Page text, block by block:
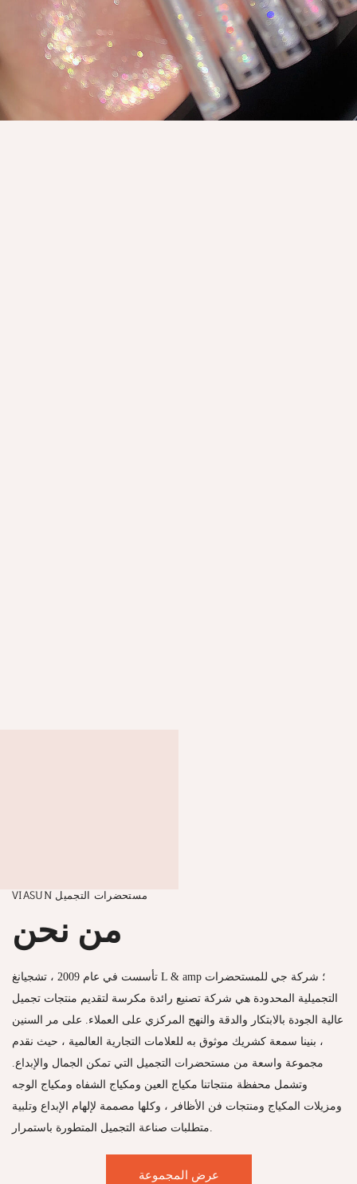
VIASUN مستحضرات التجميل
من نحن
تأسست في عام 2009 ، تشجيانغ L & amp ؛ شركة جي للمستحضرات
التجميلية المحدودة هي شركة تصنيع رائدة مكرسة لتقديم منتجات تجميل
عالية الجودة بالابتكار والدقة والنهج المركزي على العملاء. على مر السنين
، بنينا سمعة كشريك موثوق به للعلامات التجارية العالمية ، حيث نقدم
مجموعة واسعة من مستحضرات التجميل التي تمكن الجمال والإبداع.
وتشمل محفظة منتجاتنا مكياج العين ومكياج الشفاه ومكياج الوجه
ومزيلات المكياج ومنتجات فن الأظافر ، وكلها مصممة لإلهام الإبداع وتلبية
عرض المجموعة